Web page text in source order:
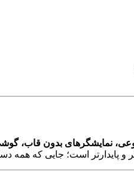
نمایشگرهای بدون قاب،
پایدارتر است؛ جایی که همه